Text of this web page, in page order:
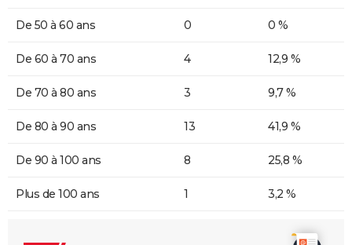
De 50 à 60 ans 0 0 %
De 60 à 70 ans 4 12,9 %
De 70 à 80 ans 3 9,7 %
De 80 à 90 ans 13 41,9 %
De 90 à 100 ans 8 25,8 %
Plus de 100 ans 1 3,2 %